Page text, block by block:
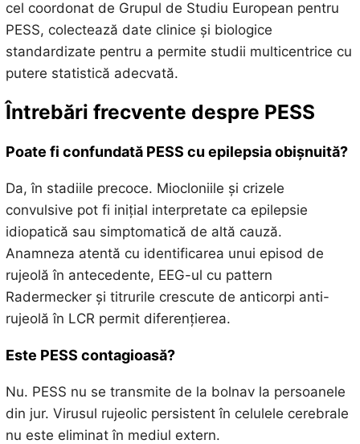
cel coordonat de Grupul de Studiu European pentru
PESS, colectează date clinice și biologice
standardizate pentru a permite studii multicentrice cu
putere statistică adecvată.
Întrebări frecvente despre PESS
Poate fi confundată PESS cu epilepsia obișnuită?
Da, în stadiile precoce. Miocloniile și crizele
convulsive pot fi inițial interpretate ca epilepsie
idiopatică sau simptomatică de altă cauză.
Anamneza atentă cu identificarea unui episod de
rujeolă în antecedente, EEG-ul cu pattern
Radermecker și titrurile crescute de anticorpi anti-
rujeolă în LCR permit diferențierea.
Este PESS contagioasă?
Nu. PESS nu se transmite de la bolnav la persoanele
din jur. Virusul rujeolic persistent în celulele cerebrale
nu este eliminat în mediul extern.